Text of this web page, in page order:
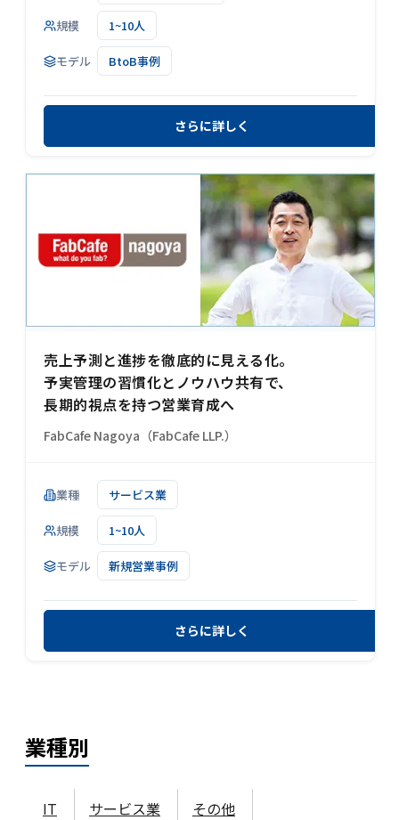
規模 1~10人
モデル BtoB事例
さらに詳しく
売上予測と進捗を徹底的に見える化。
予実管理の習慣化とノウハウ共有で、
長期的視点を持つ営業育成へ
FabCafe Nagoya（FabCafe LLP.）
業種 サービス業
規模 1~10人
モデル 新規営業事例
さらに詳しく
業種別
IT サービス業 その他